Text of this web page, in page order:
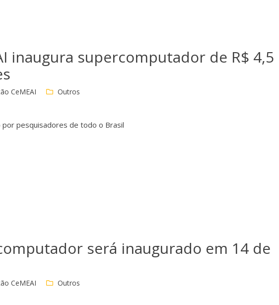
inaugura supercomputador de R$ 4,5
CeMEAI Outros
pesquisadores de todo o Brasil
será inaugurado em 14 de
CeMEAI Outros